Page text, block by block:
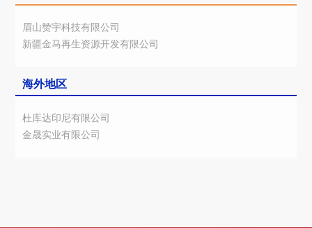
眉山赞宇科技有限公司
新疆金马再生资源开发有限公司
海外地区
杜库达印尼有限公司
金晟实业有限公司